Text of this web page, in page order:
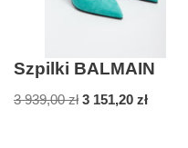
Szpilki BALMAIN
3 939,00zł 3 151,20 zł